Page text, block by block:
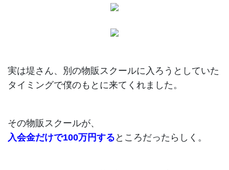
実は堤さん、別の物販スクールに入ろうとしていた
タイミングで僕のもとに来てくれました。
その物販スクールが、
入会金だけで100万円する ところだったらしく。